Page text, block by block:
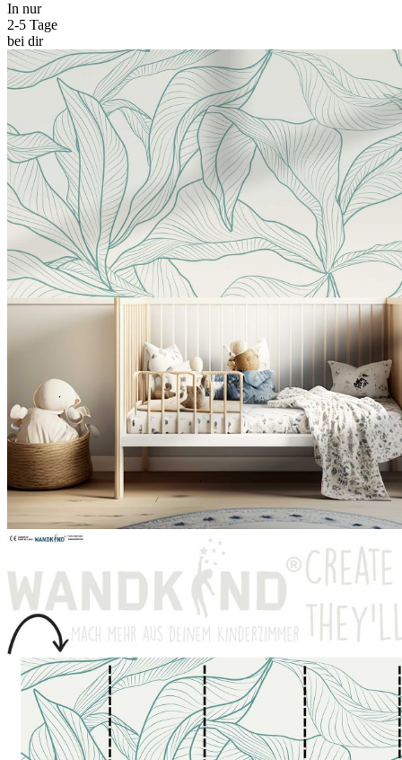
In nur
2-5 Tage
bei dir